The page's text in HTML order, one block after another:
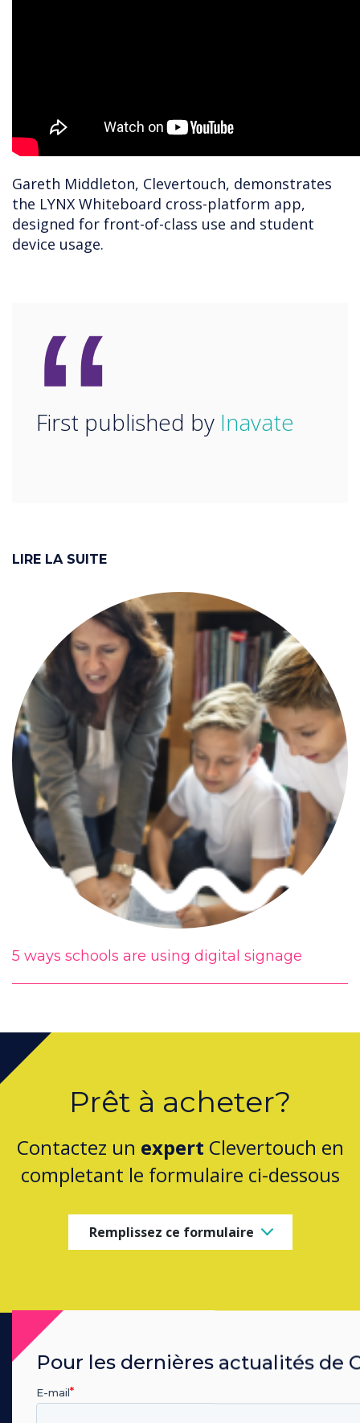
Gareth Middleton, Clevertouch, demonstrates
the LYNX Whiteboard cross-platform app,
designed for front-of-class use and student
device usage.
LIRE LA SUITE
5 ways schools are using digital signage
“
First published by Inavate
Prêt à acheter?
Contactez un expert Clevertouch en
completant le formulaire ci-dessous
Remplissez ce formulaire
PRODUITS
Ecosystème Digital
Pour les dernières actualités de
E-mail